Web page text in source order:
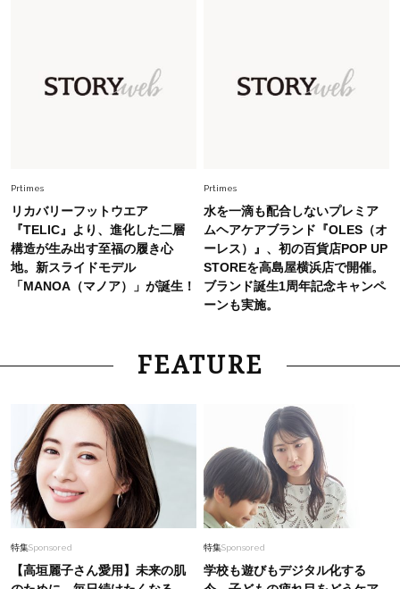
【40代のTシャツコーデ】超ビッグサイズ×きれ
いめハーフパンツでモードに昇華
とくせ黒ワンピ】〈5選〉
Prtimes
リカバリーフットウエア
『TELIC』より、進化した二層
構造が生み出す至福の履き心
地。新スライドモデル
「MANOA（マノア）」が誕生！
Prtimes
水を一滴も配合しないプレミア
ムヘアケアブランド『OLES（オ
ーレス）』、初の百貨店POP UP
STOREを高島屋横浜店で開催。
ブランド誕生1周年記念キャンペ
ーンも実施。
FEATURE
特集Sponsored
【高垣麗子さん愛用】未来の肌
特集Sponsored
学校も遊びもデジタル化する